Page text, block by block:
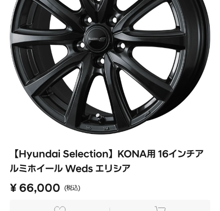
【Hyundai Selection】KONA用 16インチア
ルミホイール Weds エリシア
¥ 66,000 (税込)